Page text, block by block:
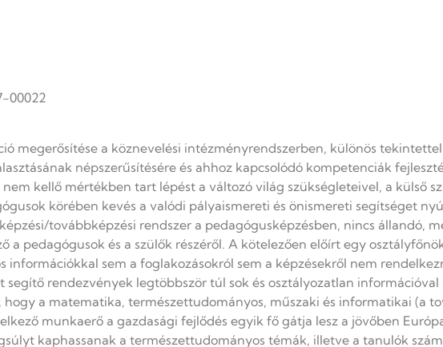
00022
megerősítése a köznevelési intézményrendszerben, különös
népszerűsítésére és ahhoz kapcsolódó kompetenciák
kellő mértékben tart lépést a változó világ szükségleteivel, a külső
körében kevés a valódi pályaismereti és önismereti segítséget
továbbképzési rendszer a pedagógusképzésben, nincs állandó,
pedagógusok és a szülők részéről. A kötelezően előírt egy
információkkal sem a foglakozásokról sem a képzésekről nem
rendezvények legtöbbször túl sok és osztályozatlan
a matematika, természettudományos, műszaki és informatikai (a
munkaerő a gazdasági fejlődés egyik fő gátja lesz a jövőben
kaphassanak a természettudományos témák, illetve a tanulók